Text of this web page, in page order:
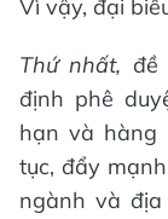
Vì vậy, đại
Thứ nhất, đề
định phê
hạn và hàng
tục, đẩy
ngành và